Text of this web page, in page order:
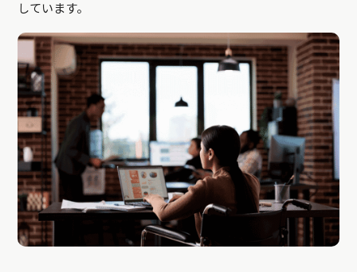
しています。